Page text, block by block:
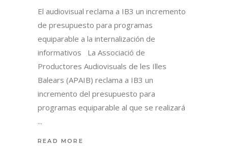
El audiovisual reclama a IB3 un incremento
de presupuesto para programas
equiparable a la internalización de
informativos La Associació de
Productores Audiovisuals de les Illes
Balears (APAIB) reclama a IB3 un
incremento del presupuesto para
programas equiparable al que se realizará
READ MORE